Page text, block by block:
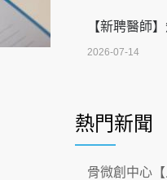
【新聘醫師
2026-07-14
2026-07-08
沒菸酒也瀕
熱門新聞
骨微創中心